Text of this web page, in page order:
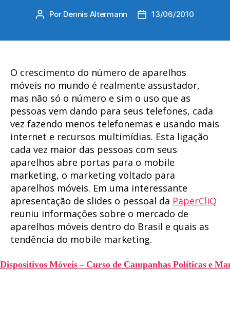
Autor
Por Dennis Altermann
Data13/06/2010
O crescimento do número de aparelhos
móveis no mundo é realmente assustador,
mas não só o número e sim o uso que as
pessoas vem dando para seus telefones, cada
vez fazendo menos telefonemas e usando mais
internet e recursos multimídias. Esta ligação
cada vez maior das pessoas com seus
aparelhos abre portas para o mobile
marketing, o marketing voltado para
aparelhos móveis. Em uma interessante
apresentação de slides o pessoal da PaperCliQ
reuniu informações sobre o mercado de
aparelhos móveis dentro do Brasil e quais as
tendência do mobile marketing.
Dispositivos Móveis – Curso de Campanhas Políticas e